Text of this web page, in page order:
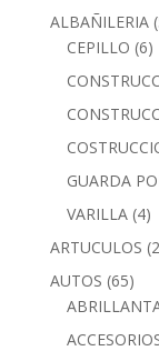
ALBAÑILERIA
CEPILLO (6)
GUARDA
VARILLA (4)
ARTUCULOS
AUTOS (65)